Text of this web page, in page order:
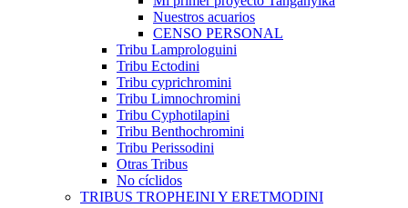
Nuestros acuarios
CENSO PERSONAL
Tribu Lamprologuini
Tribu Ectodini
Tribu cyprichromini
Tribu Limnochromini
Tribu Cyphotilapini
Tribu Benthochromini
Tribu Perissodini
Otras Tribus
No cíclidos
TRIBUS TROPHEINI Y ERETMODINI